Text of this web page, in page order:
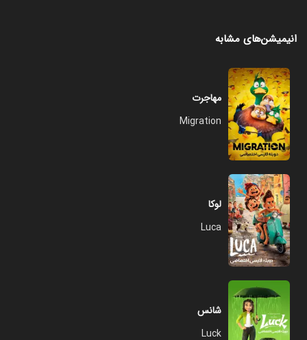
انیمیشن‌های مشابه
مهاجرت
Migration
لوکا
Luca
شانس
Luck